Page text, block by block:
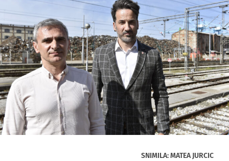
SNIMILA: MATEA JURCIC